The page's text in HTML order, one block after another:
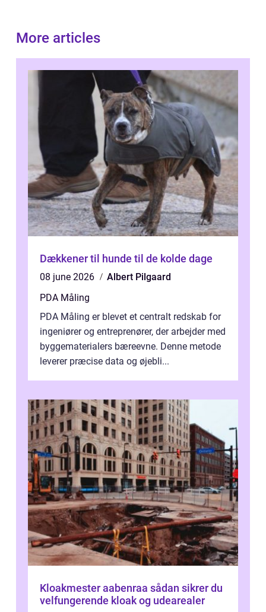
More articles
Dækkener til hunde til de kolde dage
08 june 2026
Albert Pilgaard
PDA Måling
PDA Måling er blevet et centralt redskab for
ingeniører og entreprenører, der arbejder med
byggematerialers bæreevne. Denne metode
leverer præcise data og øjebli...
Kloakmester aabenraa sådan sikrer du
velfungerende kloak og udearealer